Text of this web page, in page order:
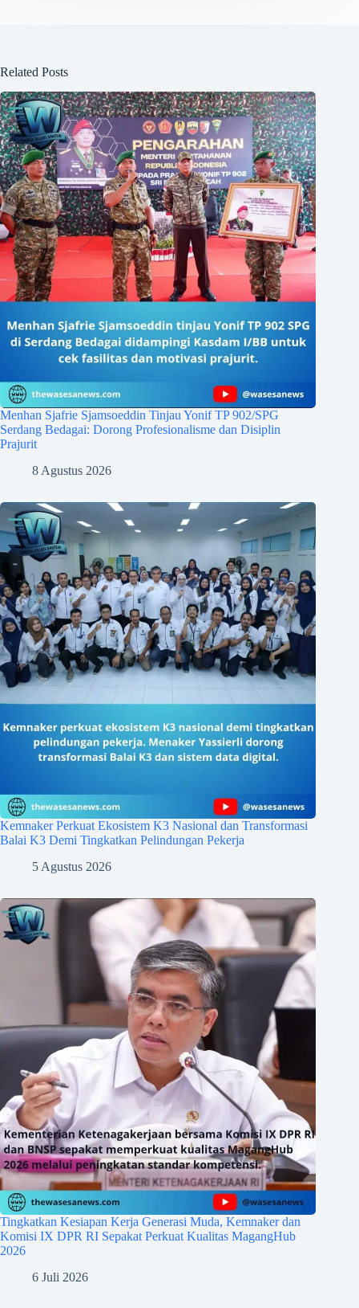
Related Posts
Menhan Sjafrie Sjamsoeddin Tinjau Yonif TP 902/SPG
Serdang Bedagai: Dorong Profesionalisme dan Disiplin
Prajurit
8 Agustus 2026
Kemnaker Perkuat Ekosistem K3 Nasional dan Transformasi
Balai K3 Demi Tingkatkan Pelindungan Pekerja
5 Agustus 2026
Tingkatkan Kesiapan Kerja Generasi Muda, Kemnaker dan
Komisi IX DPR RI Sepakat Perkuat Kualitas MagangHub
2026
6 Juli 2026